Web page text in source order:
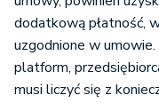
dodatkową płatność,
uzgodnione w
platform,
musi liczyć się z